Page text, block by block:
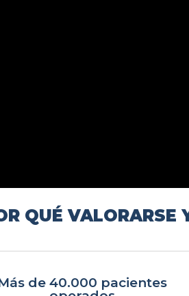
QUÉ VALORARSE
de 40.000 pacientes